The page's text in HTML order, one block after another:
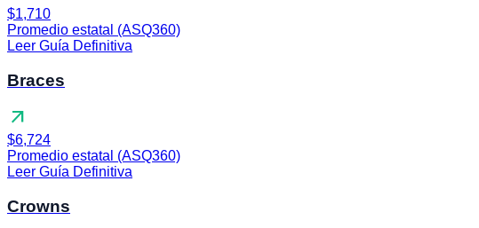
$1,710
Promedio estatal (ASQ360)
Leer Guía Definitiva
Braces
arrow_outward
$6,724
Promedio estatal (ASQ360)
Leer Guía Definitiva
Crowns